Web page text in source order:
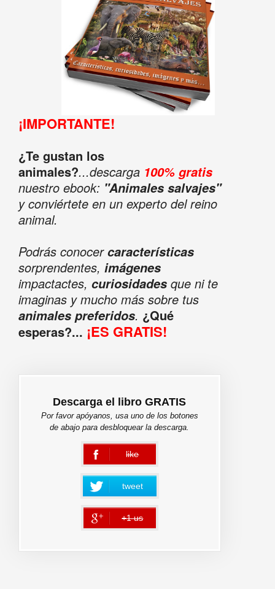
¡IMPORTANTE!
¿Te gustan los
animales?...descarga 100% gratis
nuestro ebook: "Animales salvajes"
y conviértete en un experto del reino
animal.
Podrás conocercaracterísticas
sorprendentes, imágenes
impactactes, curiosidadesque ni te
imaginas y mucho más sobre tus
animales preferidos. ¿Qué
esperas?... ¡ES GRATIS!
Descarga el libro GRATIS
Por favor apóyanos, usa uno de los botones
de abajo para desbloquear la descarga.
like
error
tweet
+1 us
error